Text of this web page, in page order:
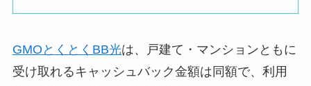
GMOとくとくBB光は、戸建て・マンションともに
受け取れるキャッシュバック金額は同額で、利用